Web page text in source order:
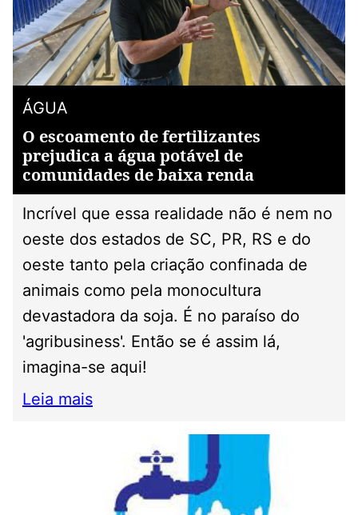
ÁGUA
O escoamento de fertilizantes
prejudica a água potável de
comunidades de baixa renda
Incrível que essa realidade não é nem no
oeste dos estados de SC, PR, RS e do
oeste tanto pela criação confinada de
animais como pela monocultura
devastadora da soja. É no paraíso do
'agribusiness'. Então se é assim lá,
imagina-se aqui!
Leia mais